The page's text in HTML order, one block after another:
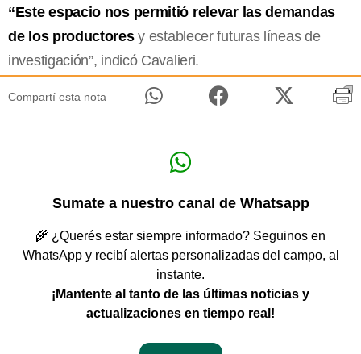
“Este espacio nos permitió relevar las demandas
de los productoresy establecer futuras líneas de
investigación”, indicó Cavalieri.
Compartí esta nota
Sumate a nuestro canal de Whatsapp
🌾 ¿Querés estar siempre informado? Seguinos en
WhatsApp y recibí alertas personalizadas del campo, al
instante.
¡Mantente al tanto de las últimas noticias y
actualizaciones en tiempo real!